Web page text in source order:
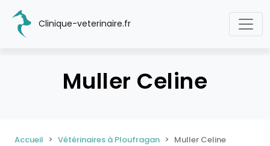
Clinique-veterinaire.fr
Muller Celine
Accueil Vétérinaires à Ploufragan Muller Celine